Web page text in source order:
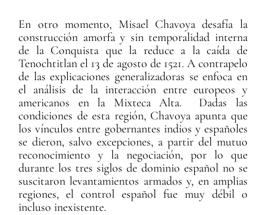
En otro momento, Misael Chavoya desafía la
construcción amorfa y sin temporalidad interna
de la Conquista que la reduce a la caída de
Tenochtitlan el 13 de agosto de 1521. A contrapelo
de las explicaciones generalizadoras se enfoca en
el análisis de la interacción entre europeos y
americanos en la Mixteca Alta. Dadas las
condiciones de esta región, Chavoya apunta que
los vínculos entre gobernantes indios y españoles
se dieron, salvo excepciones, a partir del mutuo
reconocimiento y la negociación, por lo que
durante los tres siglos de dominio español no se
suscitaron levantamientos armados y, en amplias
regiones, el control español fue muy débil o
incluso inexistente.